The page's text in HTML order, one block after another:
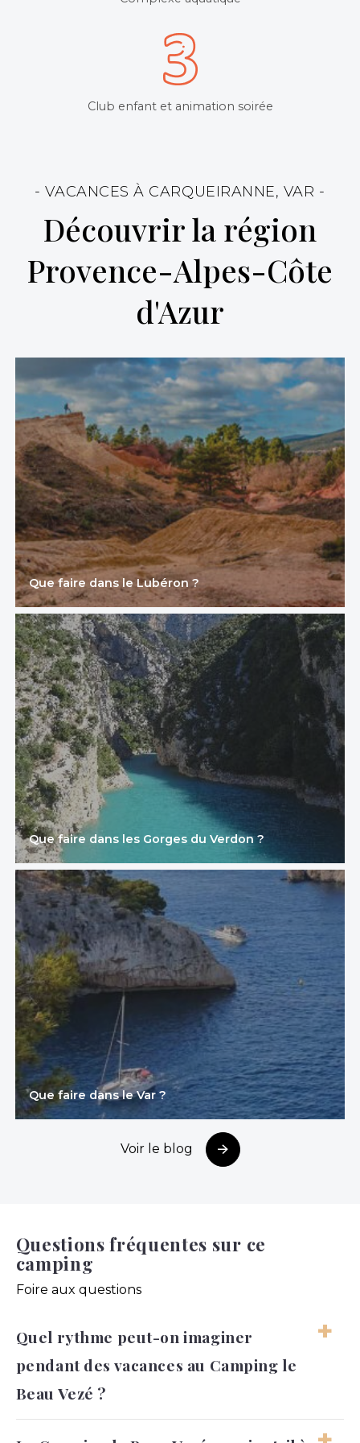
Club enfant et animation soirée
- VACANCES À CARQUEIRANNE, VAR -
Découvrir la région
Provence-Alpes-Côte
d'Azur
Que faire dans le Lubéron ?
Que faire dans les Gorges du Verdon ?
Que faire dans le Var ?
Voir le blog
Questions fréquentes sur ce
camping
Foire aux questions
Quel rythme peut-on imaginer
pendant des vacances au Camping le
Beau Vezé ?